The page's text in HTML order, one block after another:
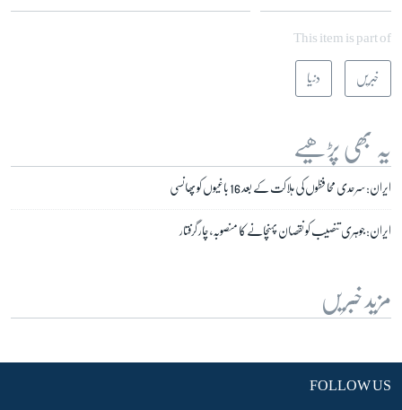
This item is part of
خبریں دنیا
یہ بھی پڑھیے
ایران: سرحدی محافظوں کی ہلاکت کے بعد 16 باغیوں کو پھانسی
ایران: جوہری تنصیب کو نقصان پہنچانے کا منصوبہ، چار گرفتار
مزید خبریں
FOLLOW US